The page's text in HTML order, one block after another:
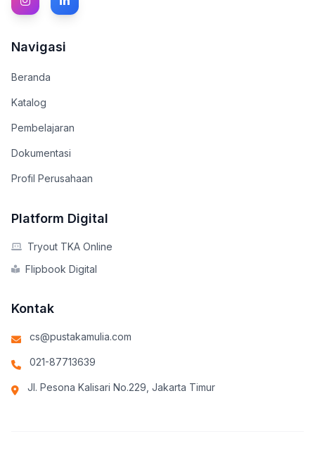
Navigasi
Beranda
Katalog
Pembelajaran
Dokumentasi
Profil Perusahaan
Platform Digital
Tryout TKA Online
Flipbook Digital
Kontak
cs@pustakamulia.com
021-87713639
Jl. Pesona Kalisari No.229, Jakarta Timur